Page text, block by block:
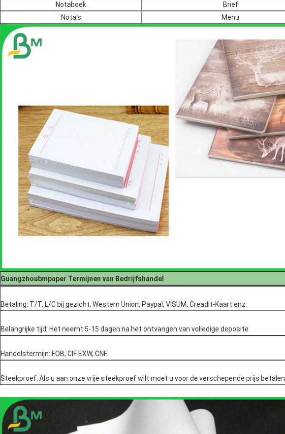
Notaboek
Brief
Nota's
Menu
Guangzhoubmpaper Termijnen van Bedrijfshandel
Betaling: T/T, L/C bij gezicht, Western Union, Paypal, VISUM, Creadit-Kaart enz.
Belangrijke tijd: Het neemt 5-15 dagen na het ontvangen van volledige deposite
Handelstermijn: FOB, CIF EXW, CNF.
Steekproef: Als u aan onze vrije steekproef wilt moet u voor de verschepende prijs betalen